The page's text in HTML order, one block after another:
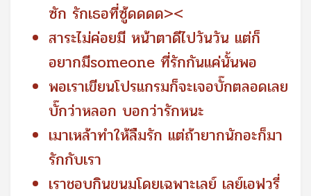
ซัก รักเธอที่ซู้ดดดด><
สาระไม่ค่อยมี หน้าตาดีไปวันวัน แต่ก็
อยากมีsomeone ที่รักกันแค่นั้นพอ
พอเราเขียนโปรแกรมก็จะเจอบั๊กตลอดเลย
บั๊กว่าหลอก บอกว่ารักหนะ
เมาเหล้าทำให้ลืมรัก แต่ถ้ายากนักอะก็มา
รักกับเรา
เราชอบกินขนมโดยเฉพาะเลย์ เลย์เอฟวรี่